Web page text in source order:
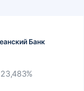
Банк